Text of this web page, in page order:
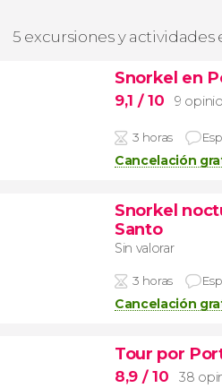
5 excursiones y actividades
Snorkel en
9,1 / 10 9
3 horas
Cancelación
Snorkel
Santo
Sin valorar
3 horas
Cancelación
Tour por
8,9 / 10 38